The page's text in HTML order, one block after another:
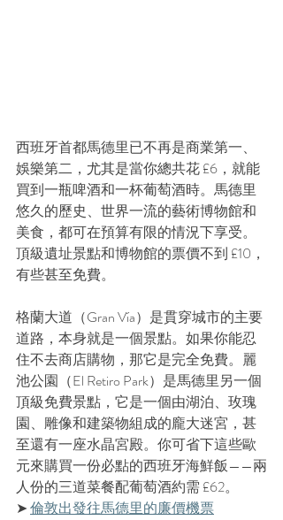
西班牙首都馬德里已不再是商業第一、
娛樂第二，尤其是當你總共花 £6，就能
買到一瓶啤酒和一杯葡萄酒時。馬德里
悠久的歷史、世界一流的藝術博物館和
美食，都可在預算有限的情況下享受。
頂級遺址景點和博物館的票價不到 £10，
有些甚至免費。
格蘭大道（Gran Vía）是貫穿城市的主要
道路，本身就是一個景點。如果你能忍
住不去商店購物，那它是完全免費。麗
池公園（El Retiro Park）是馬德里另一個
頂級免費景點，它是一個由湖泊、玫瑰
園、雕像和建築物組成的龐大迷宮，甚
至還有一座水晶宮殿。你可省下這些歐
元來購買一份必點的西班牙海鮮飯——兩
人份的三道菜餐配葡萄酒約需 £62。
➤ 倫敦出發往馬德里的廉價機票